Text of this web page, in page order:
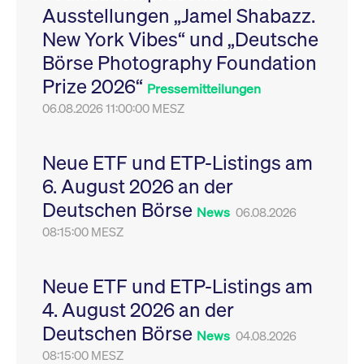
Ausstellungen „Jamel Shabazz.
New York Vibes“ und „Deutsche
Börse Photography Foundation
Prize 2026“ Pressemitteilungen
06.08.2026 11:00:00 MESZ
Neue ETF und ETP-Listings am
6. August 2026 an der
Deutschen Börse News 06.08.2026
08:15:00 MESZ
Neue ETF und ETP-Listings am
4. August 2026 an der
Deutschen Börse News 04.08.2026
08:15:00 MESZ
Leistung der Website
zu messen. Es handelt
sich um ein Muster-
Cookie, bei dem auf
das Präfix _pk_ses
eine kurze Reihe von
VISITOR_PRIVACY_METADATA
YouTube
.youtube.com
6
Monate
Dieses Cookie dient
Speicherung der
Einwilligungs- und
des Nutzers für ihre
Interaktion mit der
Sitzungen geehrt